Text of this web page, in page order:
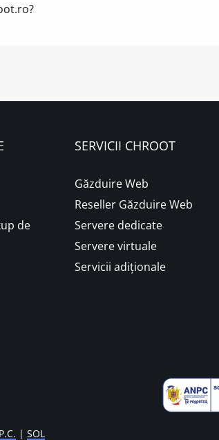
de
SERVICII CHROOT
Găzduire Web
Reseller Găzduire Web
Servere dedicate
Servere virtuale
Servicii adiționale
| SOL